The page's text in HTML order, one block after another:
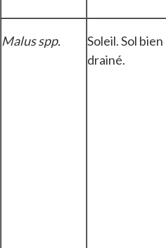
Malus spp.
Soleil. Sol bien
drainé.